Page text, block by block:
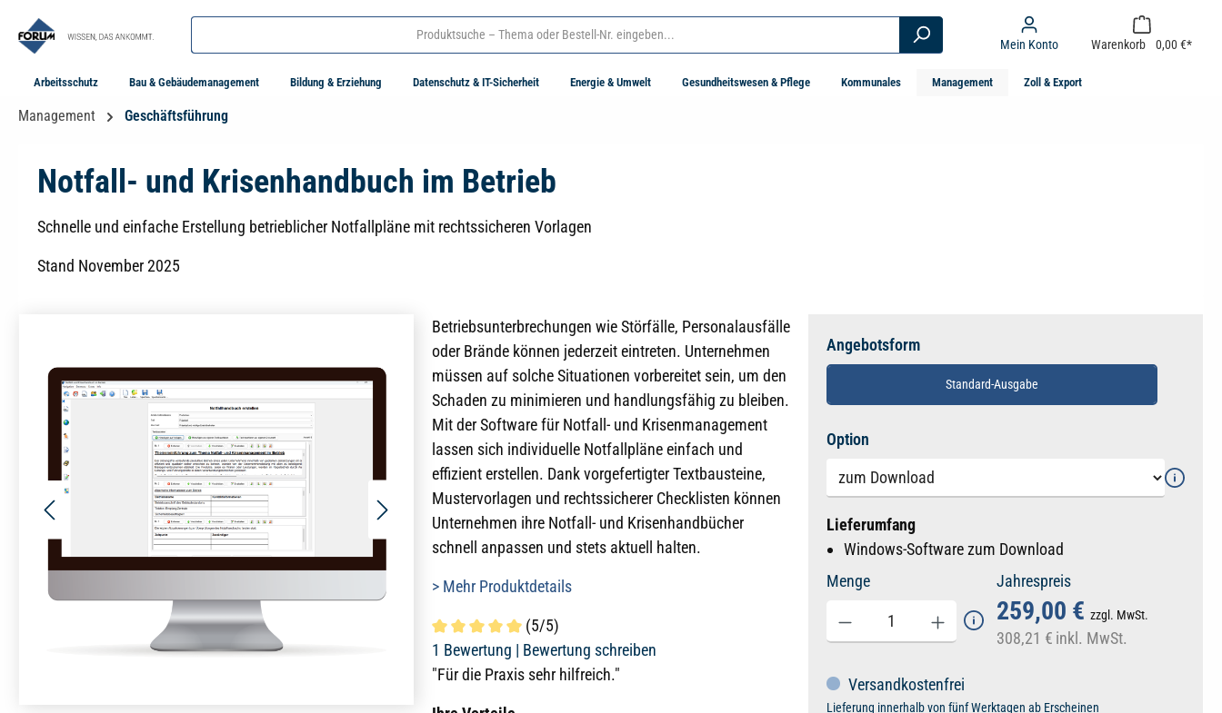
Zur Hauptnavigation springen
Mein Konto Warenkorb 0,00 €*
Arbeitsschutz Bau & Gebäudemanagement Bildung & Erziehung Datenschutz & IT-Sicherheit Energie & Umwelt Gesundheitswesen & Pflege Kommunales Management Zoll & Export
Management Geschäftsführung
Notfall- und Krisenhandbuch im Betrieb
Schnelle und einfache Erstellung betrieblicher Notfallpläne mit rechtssicheren Vorlagen
Stand November 2025
Betriebsunterbrechungen wie Störfälle, Personalausfälle
oder Brände können jederzeit eintreten. Unternehmen
müssen auf solche Situationen vorbereitet sein, um den
Schaden zu minimieren und handlungsfähig zu bleiben.
Mit der Software für Notfall- und Krisenmanagement
lassen sich individuelle Notfallpläne einfach und
effizient erstellen. Dank vorgefertigter Textbausteine,
Mustervorlagen und rechtssicherer Checklisten können
Unternehmen ihre Notfall- und Krisenhandbücher
schnell anpassen und stets aktuell halten.
> Mehr Produktdetails
Durchschnittliche Bewertung von 5 von 5 Sternen
(5/5)
1 Bewertung | Bewertung schreiben
"Für die Praxis sehr hilfreich."
Angebotsform
Standard-Ausgabe
Option
Lieferumfang
Windows-Software zum Download
Menge
Jahrespreis
259,00 € zzgl. MwSt.
308,21 € inkl. MwSt.
Versandkostenfrei
Lieferung innerhalb von fünf Werktagen ab Erscheinen